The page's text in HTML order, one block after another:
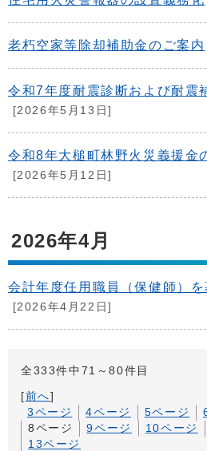
老朽空家等除却補助金のご案内
令和7年度耐震診断および耐震
[2026年5月13日]
令和8年大槌町林野火災義援金
[2026年5月12日]
2026年4月
会計年度任用職員（保健師）
[2026年4月22日]
全333件中71～80件目
[前へ]
3ページ
4ページ 5ページ
8ページ
9ページ 10ページ
13ページ